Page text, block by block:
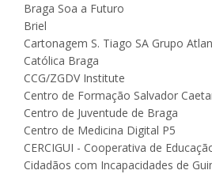
Braga Soa a Futuro
Briel
Cartonagem S. Tiago SA Grupo
Católica Braga
CCG/ZGDV Institute
Centro de Formação Salvador
Centro de Juventude de Braga
Centro de Medicina Digital P5
CERCIGUI - Cooperativa de
Cidadãos com Incapacidades de